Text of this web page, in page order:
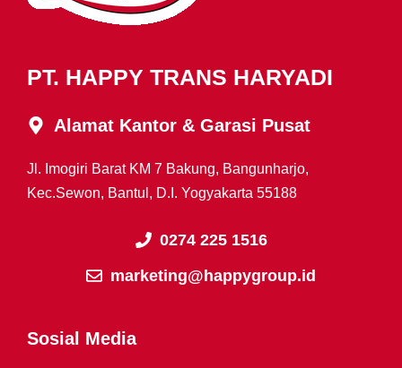
PT. HAPPY TRANS HARYADI
Alamat Kantor & Garasi Pusat
Jl. Imogiri Barat KM 7 Bakung, Bangunharjo,
Kec.Sewon, Bantul, D.I. Yogyakarta 55188
0274 225 1516
marketing@happygroup.id
Sosial Media